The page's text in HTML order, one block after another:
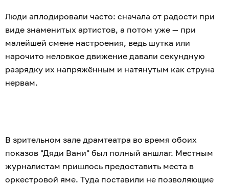
Люди аплодировали часто: сначала от радости при
виде знаменитых артистов, а потом уже — при
малейшей смене настроения, ведь шутка или
нарочито неловкое движение давали секундную
разрядку их напряжённым и натянутым как струна
нервам.
В зрительном зале драмтеатра во время обоих
показов "Дяди Вани" был полный аншлаг. Местным
журналистам пришлось предоставить места в
оркестровой яме. Туда поставили не позволяющие